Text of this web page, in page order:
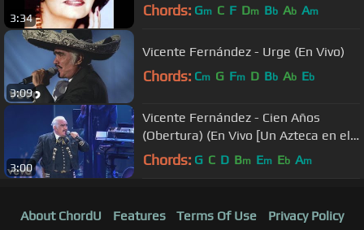
3:34 Chords: Gm C F Dm Bb Ab Am
3:09
Vicente Fernández - Urge (En Vivo)
Chords: Cm G Fm D Bb Ab Eb
3:00
Vicente Fernández - Cien Años
(Obertura) (En Vivo [Un Azteca en el
Azteca])
Chords: G C D Bm Em Eb Am
About ChordU Features Terms Of Use Privacy Policy